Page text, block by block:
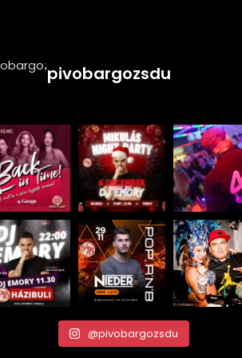
pivobargozsdu
@pivobargozsdu